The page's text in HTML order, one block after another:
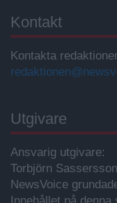
Kontakt
Kontakta
Utgivare
Ansvarig utgivare:
Torbjörn
NewsVoice